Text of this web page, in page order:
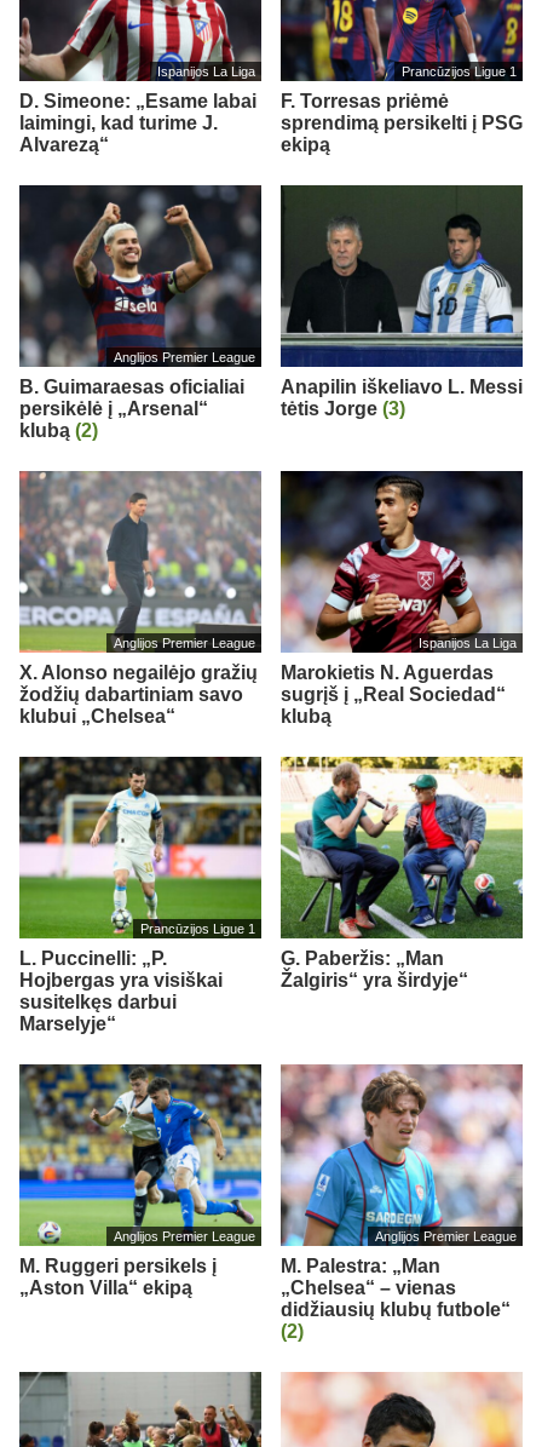
Ispanijos La Liga
D. Simeone: „Esame labai
laimingi, kad turime J.
Alvarezą“
Prancūzijos Ligue 1
F. Torresas priėmė
sprendimą persikelti į PSG
ekipą
Anglijos Premier League
B. Guimaraesas oficialiai
persikėlė į „Arsenal“
klubą (2)
Anapilin iškeliavo L. Messi
tėtis Jorge (3)
Anglijos Premier League
X. Alonso negailėjo gražių
žodžių dabartiniam savo
klubui „Chelsea“
Ispanijos La Liga
Marokietis N. Aguerdas
sugrįš į „Real Sociedad“
klubą
Prancūzijos Ligue 1
L. Puccinelli: „P.
Hojbergas yra visiškai
susitelkęs darbui
Marselyje“
G. Paberžis: „Man
Žalgiris“ yra širdyje“
Anglijos Premier League
M. Ruggeri persikels į
„Aston Villa“ ekipą
Anglijos Premier League
M. Palestra: „Man
„Chelsea“ – vienas
didžiausių klubų futbole“
(2)